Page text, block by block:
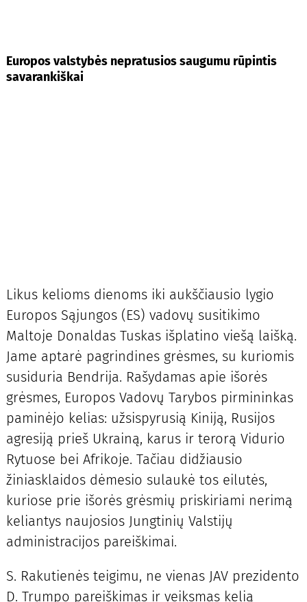
Europos valstybės nepratusios saugumu rūpintis
savarankiškai
Likus kelioms dienoms iki aukščiausio lygio
Europos Sąjungos (ES) vadovų susitikimo
Maltoje Donaldas Tuskas išplatino viešą laišką.
Jame aptarė pagrindines grėsmes, su kuriomis
susiduria Bendrija. Rašydamas apie išorės
grėsmes, Europos Vadovų Tarybos pirmininkas
paminėjo kelias: užsispyrusią Kiniją, Rusijos
agresiją prieš Ukrainą, karus ir terorą Vidurio
Rytuose bei Afrikoje. Tačiau didžiausio
žiniasklaidos dėmesio sulaukė tos eilutės,
kuriose prie išorės grėsmių priskiriami nerimą
keliantys naujosios Jungtinių Valstijų
administracijos pareiškimai.
S. Rakutienės teigimu, ne vienas JAV prezidento
D. Trumpo pareiškimas ir veiksmas kelią